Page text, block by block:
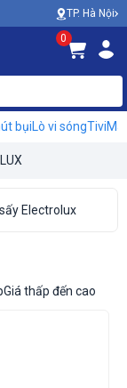
TP. Hà Nội
0
bụiLò vi sóngTivi
Electrolux
Giá thấp đến cao